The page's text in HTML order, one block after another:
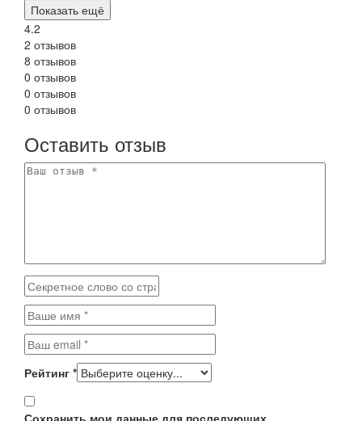
Показать ещё
4.2
2 отзывов
8 отзывов
0 отзывов
0 отзывов
0 отзывов
Оставить отзыв
Рейтинг *
Сохранить мои данные для последующих